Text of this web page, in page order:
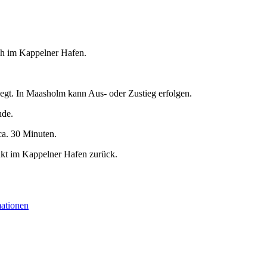
im Kappelner Hafen.
In Maasholm kann Aus- oder Zustieg erfolgen.
30 Minuten.
im Kappelner Hafen zurück.